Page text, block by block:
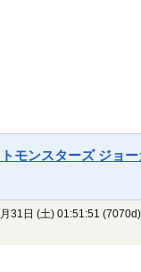
トモンスターズ ジョ
31日 (土) 01:51:51 (7070d)